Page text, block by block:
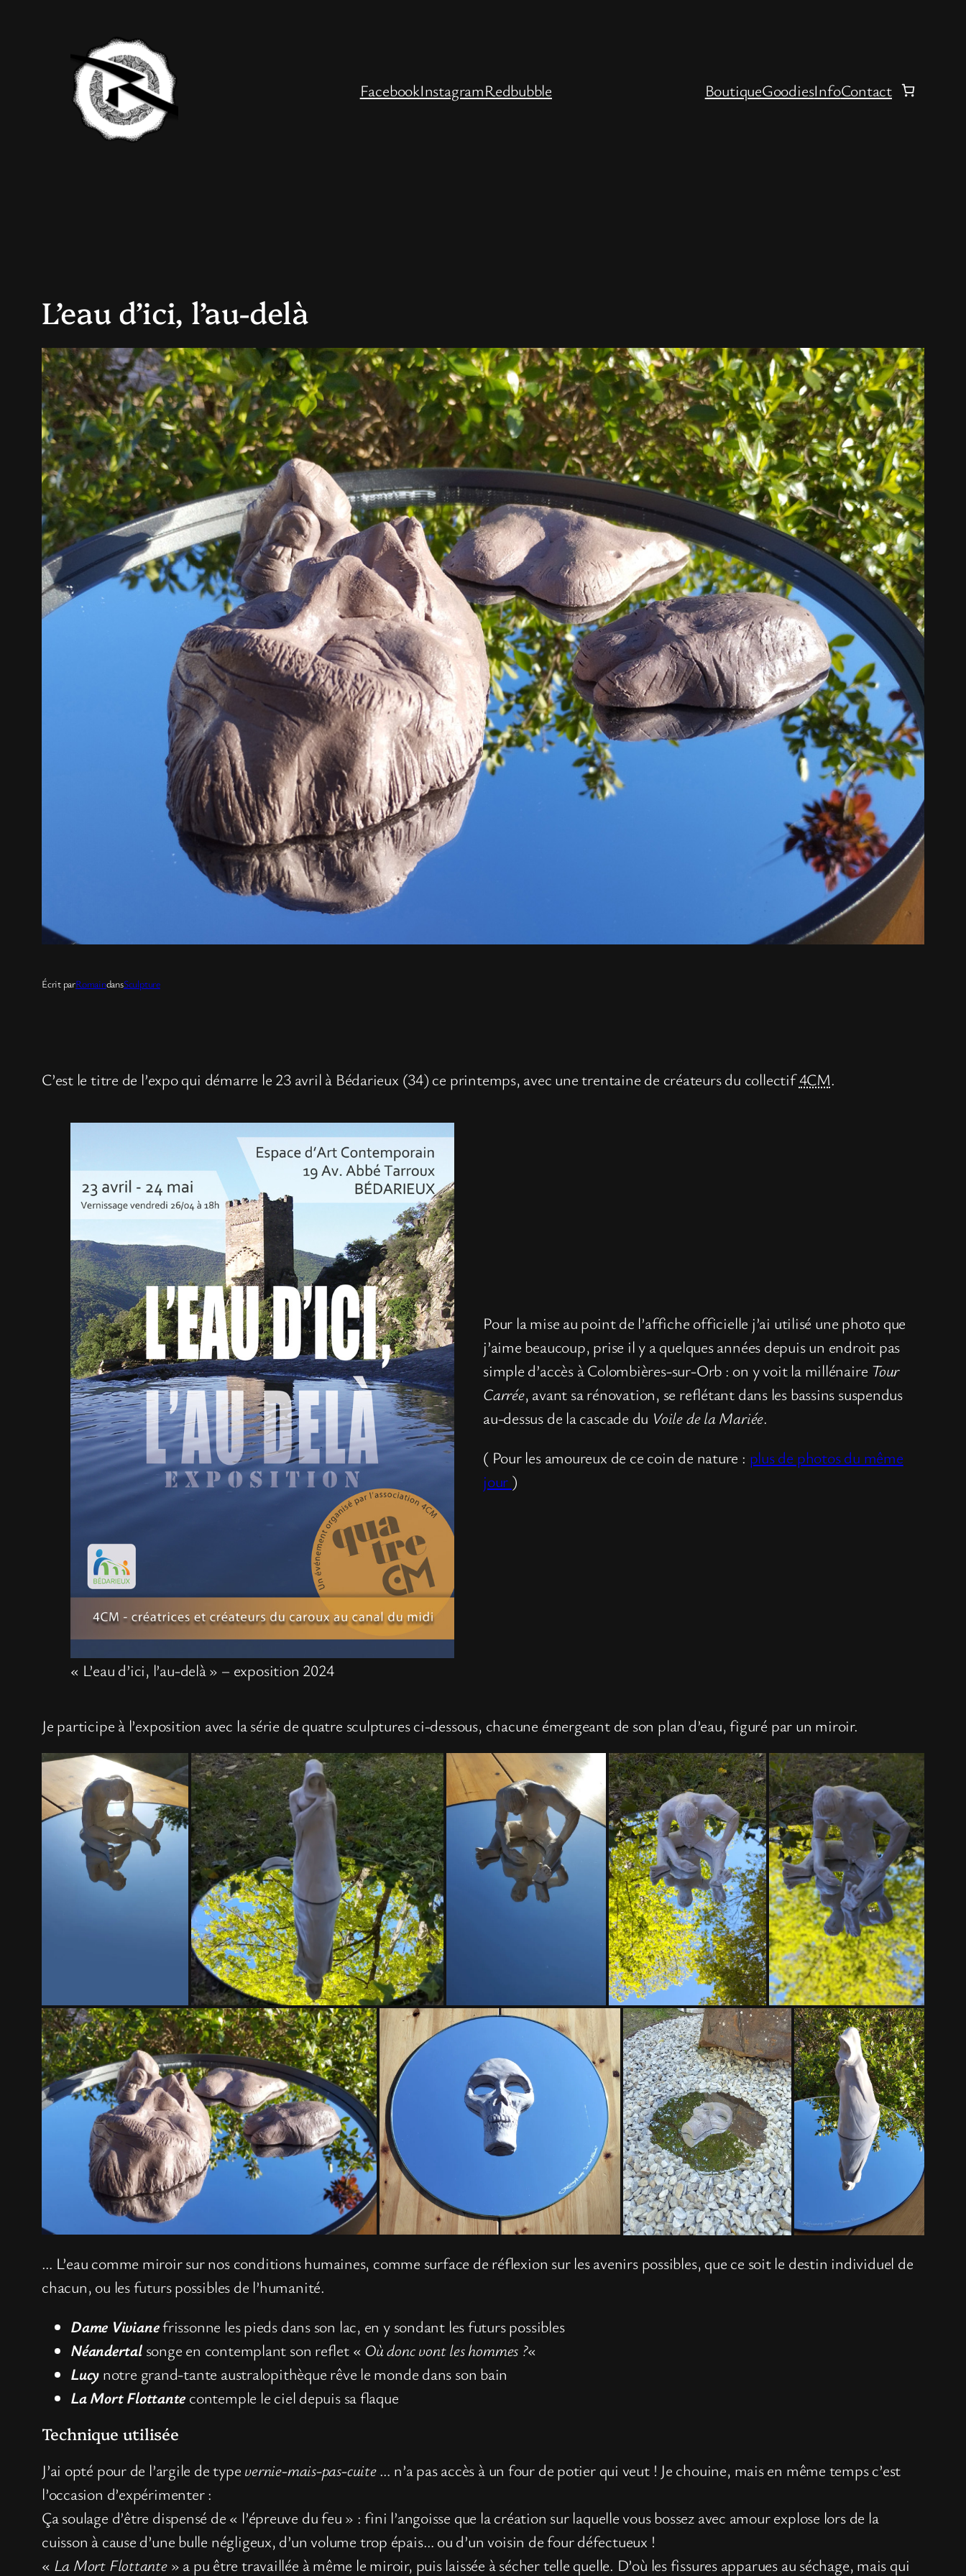
FacebookInstagramRedbubble BoutiqueGoodiesInfoContact
L’eau d’ici, l’au-delà
Écrit parRomaindansSculpture
C’est le titre de l’expo qui démarre le 23 avril à Bédarieux (34) ce printemps, avec une trentaine de créateurs du collectif4CM.
« L’eau d’ici, l’au-delà » – exposition 2024
Pour la mise au point de l’affiche officielle j’ai utilisé une photo que
j’aime beaucoup, prise il y a quelques années depuis un endroit pas
simple d’accès à Colombières-sur-Orb : on y voit la millénaire Tour
Carrée, avant sa rénovation, se reflétant dans les bassins suspendus
au-dessus de la cascade du Voile de la Mariée.
( Pour les amoureux de ce coin de nature : plus de photos du même
jour )
Je participe à l’exposition avec la série de quatre sculptures ci-dessous, chacune émergeant de son plan d’eau, figuré par un miroir.
… L’eau comme miroir sur nos conditions humaines, comme surface de réflexion sur les avenirs possibles, que ce soit le destin individuel de
chacun, ou les futurs possibles de l’humanité.
Dame Vivianefrissonne les pieds dans son lac, en y sondant les futurs possibles
Néandertalsonge en contemplant son reflet « Où donc vont les hommes ?«
Lucy notre grand-tante australopithèque rêve le monde dans son bain
La Mort Flottante contemple le ciel depuis sa flaque
Technique utilisée
J’ai opté pour de l’argile de type vernie-mais-pas-cuite… n’a pas accès à un four de potier qui veut ! Je chouine, mais en même temps c’est
l’occasion d’expérimenter :
Ça soulage d’être dispensé de « l’épreuve du feu » : fini l’angoisse que la création sur laquelle vous bossez avec amour explose lors de la
cuisson à cause d’une bulle négligeux, d’un volume trop épais… ou d’un voisin de four défectueux !
« La Mort Flottante» a pu être travaillée à même le miroir, puis laissée à sécher telle quelle. D’où les fissures apparues au séchage, mais qui